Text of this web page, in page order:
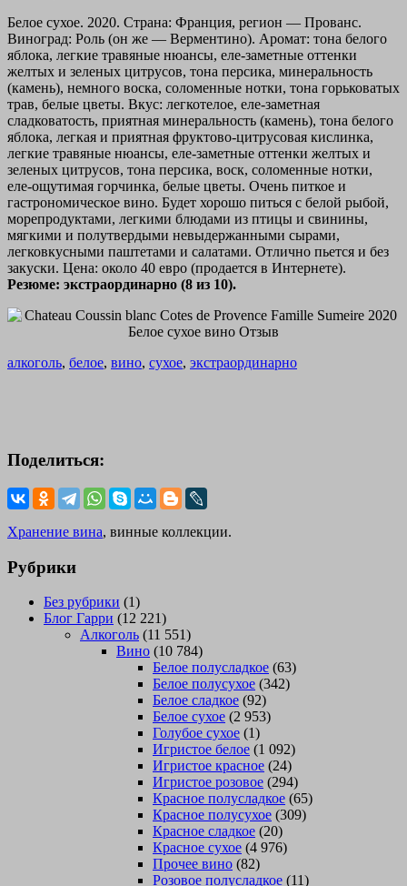
Белое сухое. 2020. Страна: Франция, регион — Прованс.
Виноград: Роль (он же — Верментино). Аромат: тона белого
яблока, легкие травяные нюансы, еле-заметные оттенки
желтых и зеленых цитрусов, тона персика, минеральность
(камень), немного воска, соломенные нотки, тона горьковатых
трав, белые цветы. Вкус: легкотелое, еле-заметная
сладковатость, приятная минеральность (камень), тона белого
яблока, легкая и приятная фруктово-цитрусовая кислинка,
легкие травяные нюансы, еле-заметные оттенки желтых и
зеленых цитрусов, тона персика, воск, соломенные нотки,
еле-ощутимая горчинка, белые цветы. Очень питкое и
гастрономическое вино. Будет хорошо питься с белой рыбой,
морепродуктами, легкими блюдами из птицы и свинины,
мягкими и полутвердыми невыдержанными сырами,
легковкусными паштетами и салатами. Отлично пьется и без
закуски. Цена: около 40 евро (продается в Интернете).
Резюме: экстраординарно (8 из 10).
алкоголь, белое, вино, сухое, экстраординарно
Поделиться:
Хранение вина, винные коллекции.
Рубрики
Без рубрики (1)
Блог Гарри (12 221)
Алкоголь (11 551)
Вино (10 784)
Белое полусладкое (63)
Белое полусухое (342)
Белое сладкое (92)
Белое сухое (2 953)
Голубое сухое (1)
Игристое белое (1 092)
Игристое красное (24)
Игристое розовое (294)
Красное полусладкое (65)
Красное полусухое (309)
Красное сладкое (20)
Красное сухое (4 976)
Прочее вино (82)
Розовое полусладкое (11)